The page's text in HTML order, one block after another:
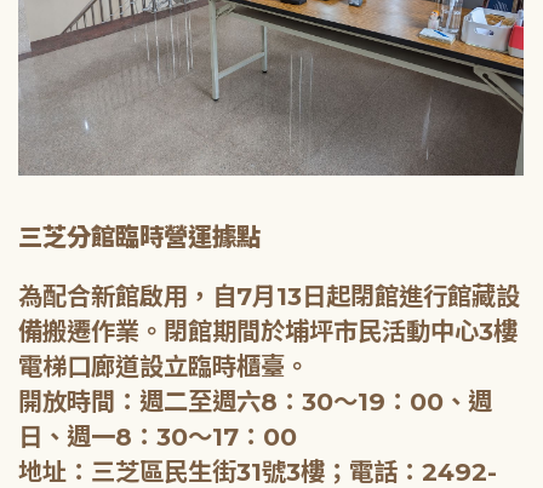
三芝分館臨時營運據點
為配合新館啟用，自7月13日起閉館進行館藏設
備搬遷作業。閉館期間於埔坪市民活動中心3樓
電梯口廊道設立臨時櫃臺。
開放時間：週二至週六8：30～19：00、週
日、週一8：30～17：00
地址：三芝區民生街31號3樓；電話：2492-